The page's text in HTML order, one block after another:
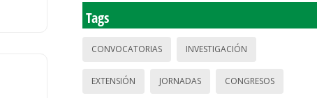
Tags
CONVOCATORIAS INVESTIGACIÓN
EXTENSIÓN JORNADAS CONGRESOS